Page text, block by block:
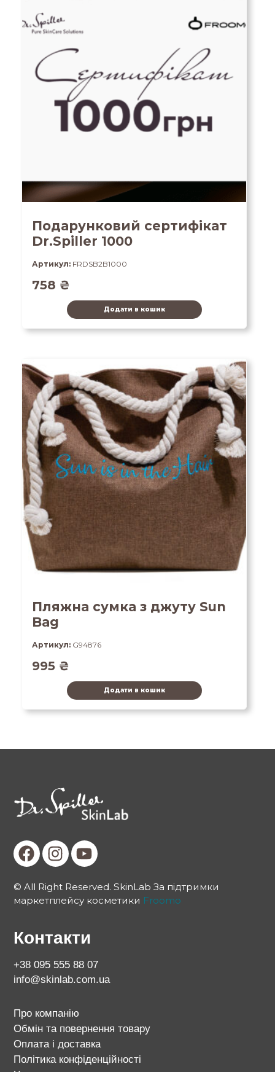
Подарунковий сертифікат
Dr.Spiller 1000
Артикул: FRDSB2B1000
758 ₴
Додати в кошик
Пляжна сумка з джуту Sun
Bag
Артикул: G94876
995 ₴
Додати в кошик
© All Right Reserved. SkinLab За підтримки
маркетплейсу косметики Froomo
Контакти
+38 095 555 88 07
info@skinlab.com.ua
Про компанію
Обмін та повернення товару
Оплата і доставка
Політика конфіденційності